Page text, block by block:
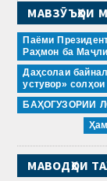
МАВЗӮЪҲОИ
Паёми
Раҳмон ба
Даҳсолаи
устувор»
БАҲОГУЗОРИИ
МАВОДҲОИ